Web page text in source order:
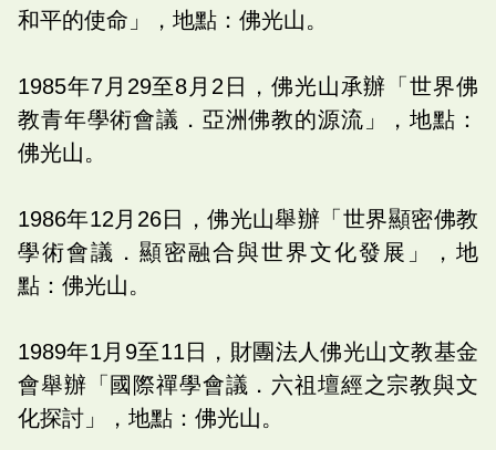
和平的使命」，地點：佛光山。
1985年7月29至8月2日，佛光山承辦「世界佛
教青年學術會議．亞洲佛教的源流」，地點：
佛光山。
1986年12月26日，佛光山舉辦「世界顯密佛教
學術會議．顯密融合與世界文化發展」，地
點：佛光山。
1989年1月9至11日，財團法人佛光山文教基金
會舉辦「國際禪學會議．六祖壇經之宗教與文
化探討」，地點：佛光山。